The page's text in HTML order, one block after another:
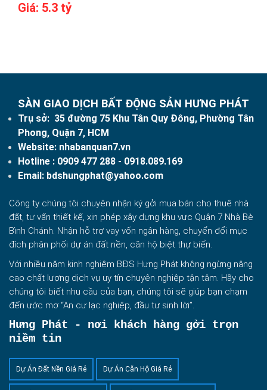
Giá: 5.3 tỷ
SÀN GIAO DỊCH BẤT ĐỘNG SẢN HƯNG PHÁT
Trụ sở: 35 đường 75 Khu Tân Quy Đông, Phường Tân
Phong, Quận 7, HCM
Website: nhabanquan7.vn
Hotline : 0909 477 288 - 0918.089.169
Email: bdshungphat@yahoo.com
Công ty chúng tôi chuyên nhận ký gởi mua bán cho thuê nhà
đất, tư vấn thiết kế, xin phép xây dựng khu vực Quận 7 Nhà Bè
Bình Chánh. Nhận hỗ trợ vay vốn ngân hàng, chuyển đổi mục
đích phân phối dự án đất nền, căn hộ biệt thự biển.
Với nhiều năm kinh nghiệm BĐS Hưng Phát không ngừng nâng
cao chất lượng dịch vụ uy tín chuyên nghiệp tận tâm. Hãy cho
chúng tôi biết nhu cầu của bạn, chúng tôi sẽ giúp bạn chạm
đến ước mơ “An cư lạc nghiệp, đầu tư sinh lời”.
Hưng Phát - nơi khách hàng gởi trọn
niềm tin
Dự Án Đất Nền Giá Rẻ Dự Án Căn Hộ Giá Rẻ